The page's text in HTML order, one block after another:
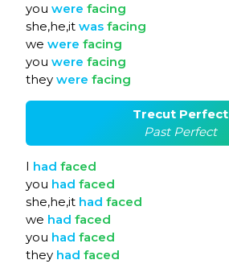
you were facing
she,he,it was facing
we were facing
you were facing
they were facing
Trecut Perfect
Past Perfect
I had faced
you had faced
she,he,it had faced
we had faced
you had faced
they had faced